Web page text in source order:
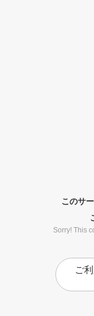
このサ
Sorry! This
ご